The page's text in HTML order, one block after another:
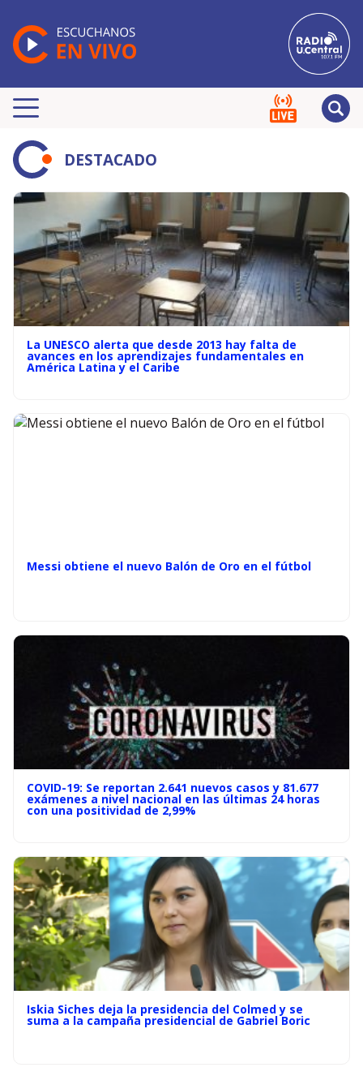
DESTACADO
La UNESCO alerta que desde 2013 hay falta de
avances en los aprendizajes fundamentales en
América Latina y el Caribe
Messi obtiene el nuevo Balón de Oro en el fútbol
COVID-19: Se reportan 2.641 nuevos casos y 81.677
exámenes a nivel nacional en las últimas 24 horas
con una positividad de 2,99%
Iskia Siches deja la presidencia del Colmed y se
suma a la campaña presidencial de Gabriel Boric